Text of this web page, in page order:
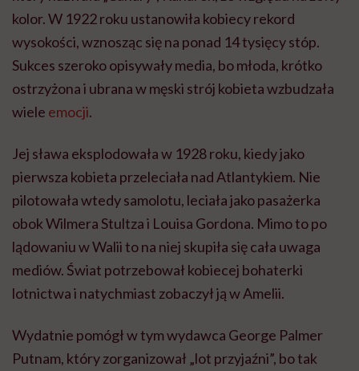
kolor. W 1922 roku ustanowiła kobiecy rekord
wysokości, wznosząc się na ponad 14 tysięcy stóp.
Sukces szeroko opisywały media, bo młoda, krótko
ostrzyżona i ubrana w męski strój kobieta wzbudzała
wiele emocji.
Jej sława eksplodowała w 1928 roku, kiedy jako
pierwsza kobieta przeleciała nad Atlantykiem. Nie
pilotowała wtedy samolotu, leciała jako pasażerka
obok Wilmera Stultza i Louisa Gordona. Mimo to po
lądowaniu w Walii to na niej skupiła się cała uwaga
mediów. Świat potrzebował kobiecej bohaterki
lotnictwa i natychmiast zobaczył ją w Amelii.
Wydatnie pomógł w tym wydawca George Palmer
Putnam, który zorganizował „lot przyjaźni”, bo tak